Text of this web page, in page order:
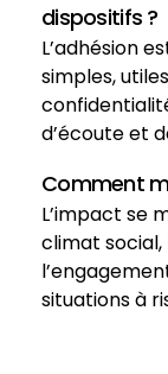
dispositifs ?
L’adhésion
simples,
d’écoute et
Comment
L’impact se
climat social,
situations à